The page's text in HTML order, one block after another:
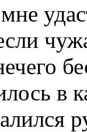
в